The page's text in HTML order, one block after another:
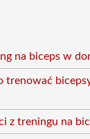
na biceps w
trenować
z treningu na